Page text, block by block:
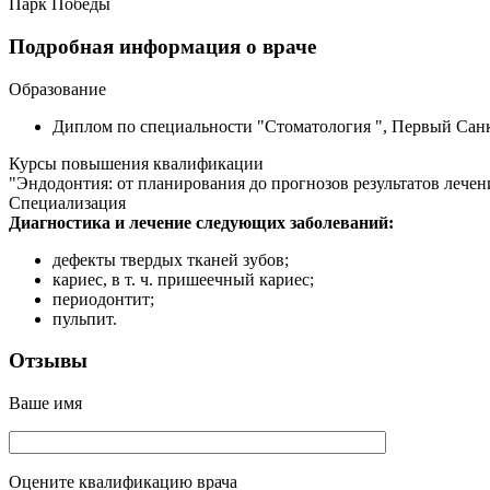
Парк Победы
Подробная информация о враче
Образование
Диплом по специальности "Стоматология ", Первый
Курсы повышения квалификации
"Эндодонтия: от планирования до прогнозов результатов
Специализация
Диагностика и лечение следующих заболеваний:
дефекты твердых тканей зубов;
кариес, в т. ч. пришеечный кариес;
периодонтит;
пульпит.
Отзывы
Ваше имя
Оцените квалификацию врача